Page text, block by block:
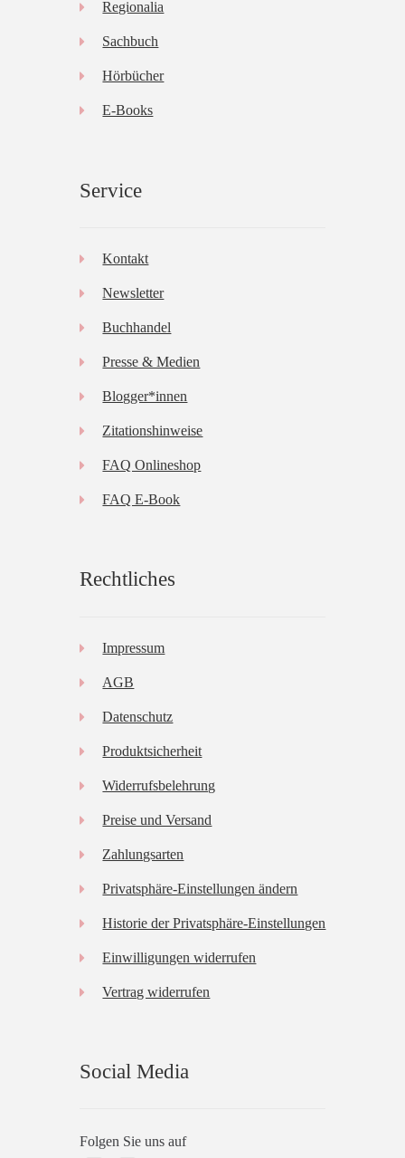
Regionalia
Sachbuch
Hörbücher
E-Books
Service
Kontakt
Newsletter
Buchhandel
Presse & Medien
Blogger*innen
Zitationshinweise
FAQ Onlineshop
FAQ E-Book
Rechtliches
Impressum
AGB
Datenschutz
Produktsicherheit
Widerrufsbelehrung
Preise und Versand
Zahlungsarten
Privatsphäre-Einstellungen ändern
Historie der Privatsphäre-Einstellungen
Einwilligungen widerrufen
Vertrag widerrufen
Social Media
Folgen Sie uns auf